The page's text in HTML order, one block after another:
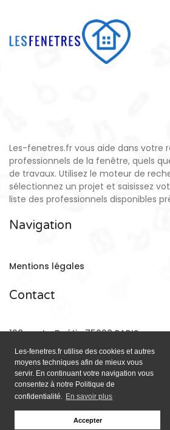
Les-fenetres.fr utilise des cookies et autres
moyens techniques afin de mieux vous
servir. En continuant votre navigation vous
consentez à notre Politique de
confidentialité. En savoir plus
Accepter
Les-fenetres.fr vous aide dans votre
professionnels de la fenêtre, quels
de travaux. Utilisez le moteur de
sélectionnez un projet et saisissez
liste des professionnels disponibles
Navigation
Mentions légales
Contact
128 rue La Boétie 75008 PARIS
Email: contact@les-fenetres.fr